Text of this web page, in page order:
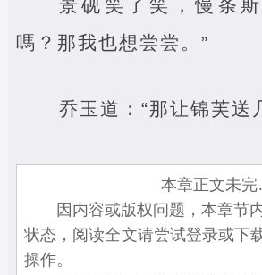
景砚笑了笑，慢条
嗎？那我也想尝尝。”
乔玉道：“那让锦芙送
本章正文未
因内容或版权问题，本章节
状态，阅读全文请尝试登录或下
操作。